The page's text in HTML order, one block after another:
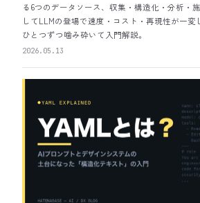
る6つのデータソース、収集・構造化・分析・
してLLMの登場で速度・コスト・再現性が一変
ひとつずつ噛み砕いて入門解説。
2026.05.13